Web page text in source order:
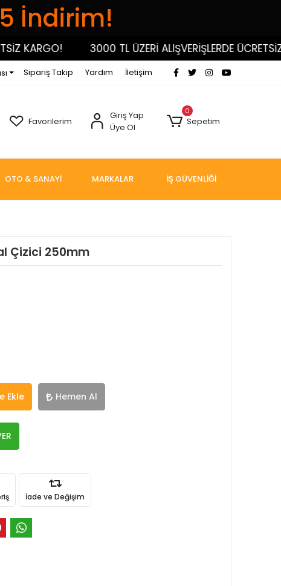
İndirim!
KARGO! 3000 TL ÜZERİ ALIŞVERİŞLERDE ÜCRETSİZ
Sipariş Takip Yardım İletişim
Favorilerim
Giriş Yap
Üye Ol
0
Sepetim
OTO & SANAYİ MARKALAR İŞ GÜVENLİĞİ
Çizici 250mm
Ekle Hemen Al
İade ve Değişim